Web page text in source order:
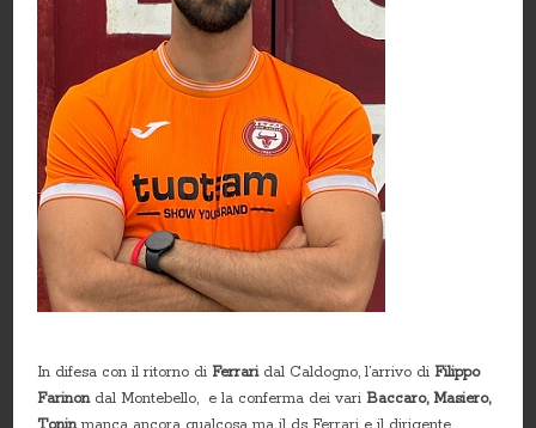
In difesa con il ritorno diFerraridal Caldogno, l’arrivo diFilippo
Farinondal Montebello, e la conferma dei variBaccaro, Masiero,